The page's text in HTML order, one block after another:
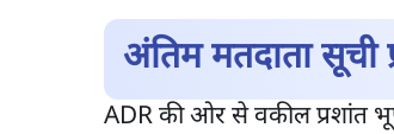
अंतिम मतदाता सूची
ADR की ओर से वकील प्रशांत